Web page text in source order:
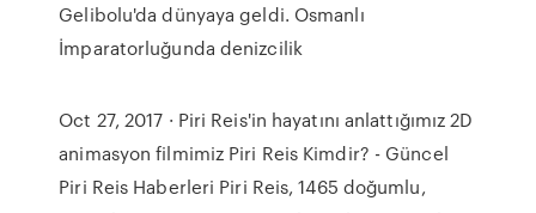
Gelibolu'da dünyaya geldi. Osmanlı
İmparatorluğunda denizcilik
Oct 27, 2017 · Piri Reis'in hayatını anlattığımız 2D
animasyon filmimiz Piri Reis Kimdir? - Güncel
Piri Reis Haberleri Piri Reis, 1465 doğumlu,